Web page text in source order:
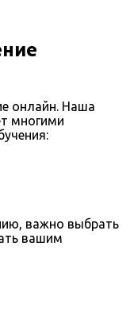
онлайн. Наша
многими
важно выбрать
вашим